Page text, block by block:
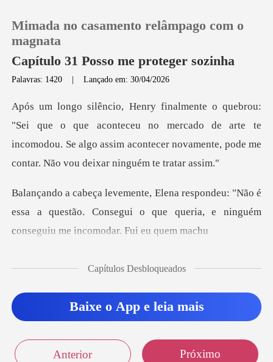
Loja
Histórico
Sair
Baixar App
Mimada no casamento relâmpago com o
magnata
Capítulo 31 Posso me proteger sozinha
Palavras: 1420 |Lançado em: 30/04/2026
aconteceu no mercado de arte te
incomodou. Se algo assim acontecer
"Não é
essa a questão. Consegui o que queria, e
Capítulos Desbloqueados
Baixe o App e leia mais
Anterior Próximo